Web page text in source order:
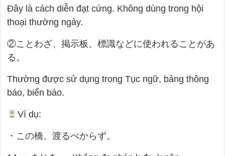
Đây là cách diễn đạt cứng. Không dùng trong hội
thoại thường ngày.
②ことわざ、掲示板、標識などに使われることがあ
る。
Thường được sử dụng trong Tục ngữ, bảng thông
báo, biển báo.
Ví dụ:
・この橋、渡るべからず。